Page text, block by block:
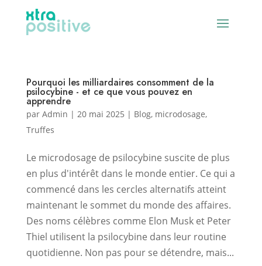
Pourquoi les milliardaires consomment de la
psilocybine - et ce que vous pouvez en
apprendre
par Admin | 20 mai 2025 | Blog, microdosage,
Truffes
Le microdosage de psilocybine suscite de plus
en plus d'intérêt dans le monde entier. Ce qui a
commencé dans les cercles alternatifs atteint
maintenant le sommet du monde des affaires.
Des noms célèbres comme Elon Musk et Peter
Thiel utilisent la psilocybine dans leur routine
quotidienne. Non pas pour se détendre, mais...